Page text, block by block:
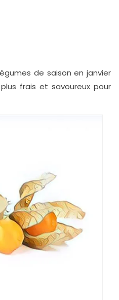
de saison en janvier
frais et savoureux pour